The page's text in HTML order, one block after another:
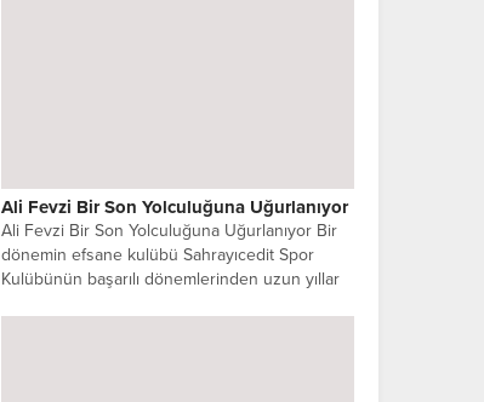
Ali Fevzi Bir Son Yolculuğuna Uğurlanıyor
Ali Fevzi Bir Son Yolculuğuna Uğurlanıyor Bir
dönemin efsane kulübü Sahrayıcedit Spor
Kulübünün başarılı dönemlerinden uzun yıllar